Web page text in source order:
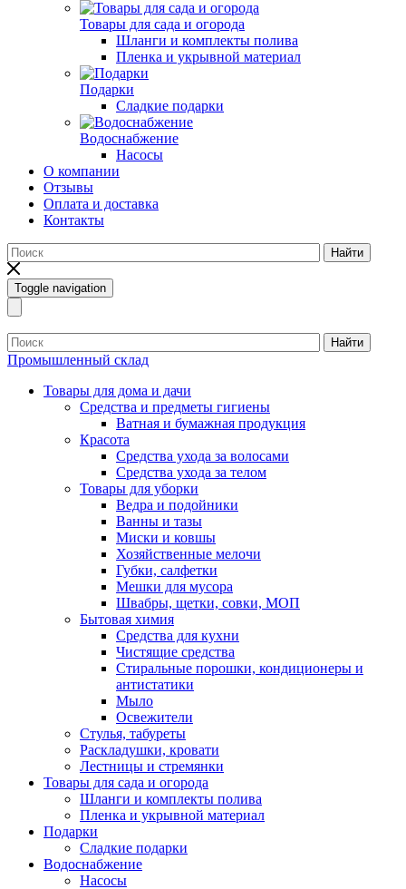
Товары для сада и огорода
Шланги и комплекты полива
Пленка и укрывной материал
Подарки
Cладкие подарки
Водоснабжение
Насосы
О компании
Отзывы
Оплата и доставка
Контакты
Найти
Toggle navigation
Найти
Промышленный склад
Товары для дома и дачи
Средства и предметы гигиены
Ватная и бумажная продукция
Красота
Средства ухода за волосами
Средства ухода за телом
Товары для уборки
Ведра и подойники
Ванны и тазы
Миски и ковшы
Хозяйственные мелочи
Губки, салфетки
Мешки для мусора
Швабры, щетки, совки, МОП
Бытовая химия
Средства для кухни
Чистящие средства
Стиральные порошки, кондиционеры и
антистатики
Мыло
Освежители
Стулья, табуреты
Раскладушки, кровати
Лестницы и стремянки
Товары для сада и огорода
Шланги и комплекты полива
Пленка и укрывной материал
Подарки
Cладкие подарки
Водоснабжение
Насосы